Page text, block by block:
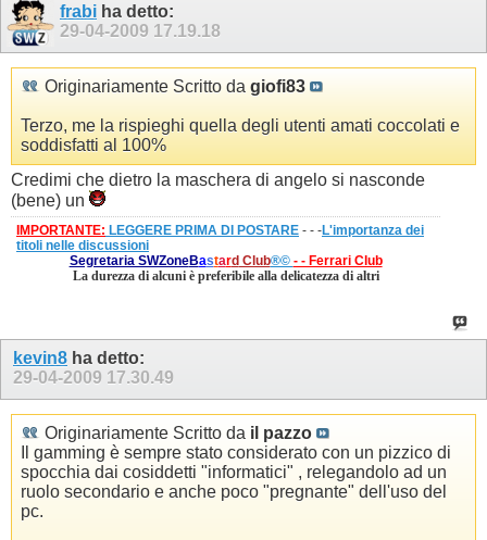
frabi ha detto:
29-04-2009 17.19.18
Originariamente Scritto da giofi83
Terzo, me la rispieghi quella degli utenti amati coccolati e
soddisfatti al 100%
Credimi che dietro la maschera di angelo si nasconde
(bene) un
IMPORTANTE: LEGGERE PRIMA DI POSTARE - - -L'importanza dei
titoli nelle discussioni
Segretaria SWZoneBastard Club®© - - Ferrari Club
La durezza di alcuni è preferibile alla delicatezza di altri
kevin8 ha detto:
29-04-2009 17.30.49
Originariamente Scritto da il pazzo
Il gamming è sempre stato considerato con un pizzico di
spocchia dai cosiddetti "informatici" , relegandolo ad un
ruolo secondario e anche poco "pregnante" dell'uso del
pc.